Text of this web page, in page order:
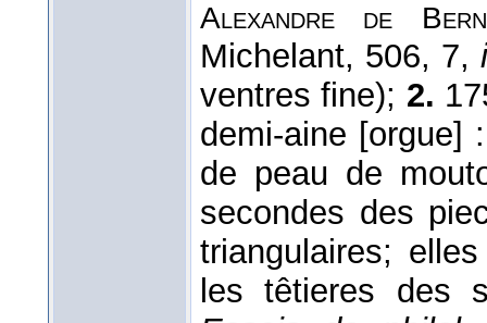
Alexandre de
Michelant, 506, 7,
ventres fine); 2.
demi-aine [orgue]
de peau de
secondes des
triangulaires;
les têtieres des